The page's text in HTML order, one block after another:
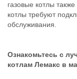
газовые котлы
котлы требуют
обслуживания.
Ознакомьтесь с
котлам Лемакс в